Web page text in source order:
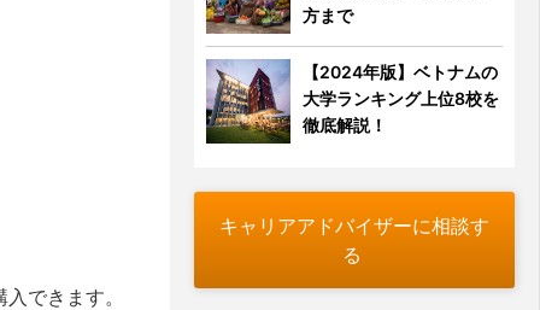
できます。
方まで
【2024年版】ベトナムの
大学ランキング上位8校を
徹底解説！
キャリアアドバイザーに相談す
る